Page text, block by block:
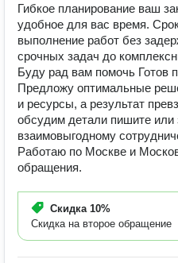
Гибкое планирование ваш
удобное для вас время.
выполнение работ без
срочных задач до
Буду рад вам помочь Готов
Предложу оптимальные
и ресурсы, а результат
обсудим детали пишите или
взаимовыгодному
Работаю по Москве и
обращения.
Скидка 10%
Скидка на второе обращение